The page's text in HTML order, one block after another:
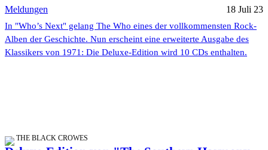
Meldungen 18 Juli 23
In "Who’s Next" gelang The Who eines der vollkommensten Rock-
Alben der Geschichte. Nun erscheint eine erweiterte Ausgabe des
Klassikers von 1971: Die Deluxe-Edition wird 10 CDs enthalten.
THE BLACK CROWES